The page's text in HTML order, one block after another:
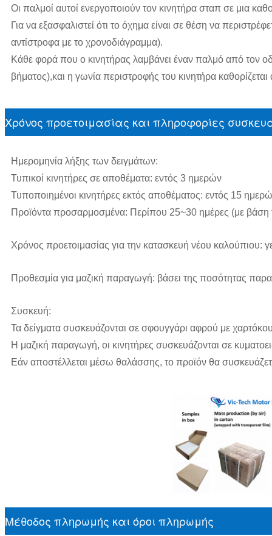
Οι παλμοί αυτοί ενεργοποιούν τον κινητήρα σταπ σε μια
Για να εξασφαλιστεί ότι το όχημα είναι σε θέση να
αντίστροφα με το χρονοδιάγραμμα).
Κάθε φορά που ο κινητήρας λαμβάνει έναν παλμό από τον
βήματος),και η γωνία περιστροφής του κινητήρα
Χρόνος προετοιμασίας και πληροφορίες
Ημερομηνία λήξης των δειγμάτων:
Τυπικοί κινητήρες σε αποθέματα: εντός 3 ημερών
Τυποποιημένοι κινητήρες εκτός αποθέματος: εντός 15
Προϊόντα προσαρμοσμένα: Περίπου 25~30 ημέρες (με
Χρόνος προετοιμασίας για την κατασκευή νέου καλούπιου:
Προθεσμία για μαζική παραγωγή: βάσει της ποσότητας
Συσκευή:
Τα δείγματα συσκευάζονται σε σφουγγάρι αφρού με
Η μαζική παραγωγή, οι κινητήρες συσκευάζονται σε
Εάν αποστέλλεται μέσω θαλάσσης, το προϊόν θα
Μέθοδος πληρωμής και όροι πληρωμής